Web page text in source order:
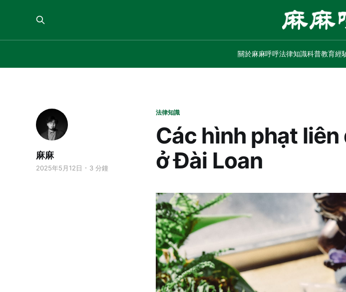
關於麻麻呼呼法律知識科普教育經
法律知識
Các hình phạt
ở Đài Loan
麻麻
2025年5月12日 3 分鐘